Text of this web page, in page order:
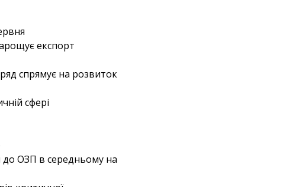
експорт
спрямує на розвиток
сфері
до ОЗП в середньому на